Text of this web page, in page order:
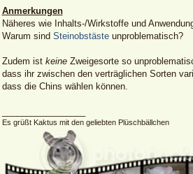
Anmerkungen
Näheres wie Inhalts-/Wirkstoffe und
Warum sind Steinobstästeunproblematisch?
Zudem ist keineZweigesorte so
dass ihr zwischen den verträglichen Sorten
dass die Chins wählen können.
Es grüßt Kaktus mit den geliebten Plüschbällchen